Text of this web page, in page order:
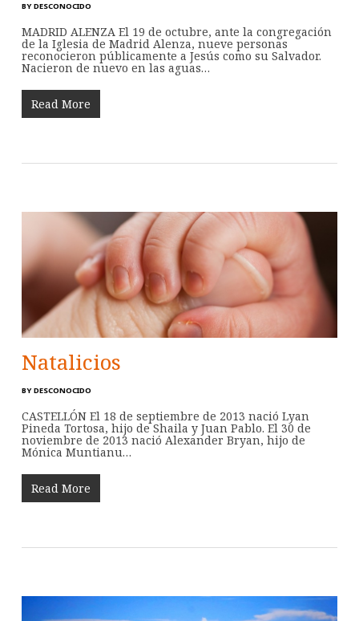
BY DESCONOCIDO
MADRID ALENZA El 19 de octubre, ante la congregación
de la Iglesia de Madrid Alenza, nueve personas
reconocieron públicamente a Jesús como su Salvador.
Nacieron de nuevo en las aguas…
Read More
Natalicios
BY DESCONOCIDO
CASTELLÓN El 18 de septiembre de 2013 nació Lyan
Pineda Tortosa, hijo de Shaila y Juan Pablo. El 30 de
noviembre de 2013 nació Alexander Bryan, hijo de
Mónica Muntianu…
Read More